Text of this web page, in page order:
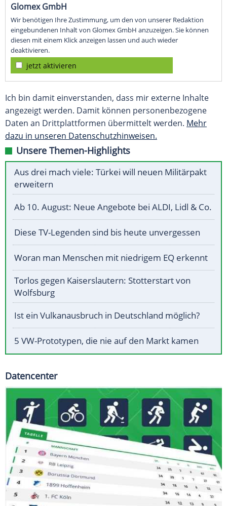
Glomex GmbH
Wir benötigen Ihre Zustimmung, um den von unserer Redaktion
eingebundenen Inhalt von Glomex GmbH anzuzeigen. Sie können
diesen mit einem Klick anzeigen lassen und auch wieder
deaktivieren.
jetzt aktivieren
Ich bin damit einverstanden, dass mir externe Inhalte
angezeigt werden. Damit können personenbezogene
Daten an Drittplattformen übermittelt werden. Mehr
dazu in unseren Datenschutzhinweisen.
Unsere Themen-Highlights
Aus drei mach viele: Türkei will neuen Militärpakt
erweitern
Ab 10. August: Neue Angebote bei ALDI, Lidl & Co.
Diese TV-Legenden sind bis heute unvergessen
Woran man Menschen mit niedrigem EQ erkennt
Torlos gegen Kaiserslautern: Stotterstart von
Wolfsburg
Ist ein Vulkanausbruch in Deutschland möglich?
5 VW-Prototypen, die nie auf den Markt kamen
Datencenter